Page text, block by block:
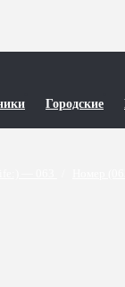
Городские